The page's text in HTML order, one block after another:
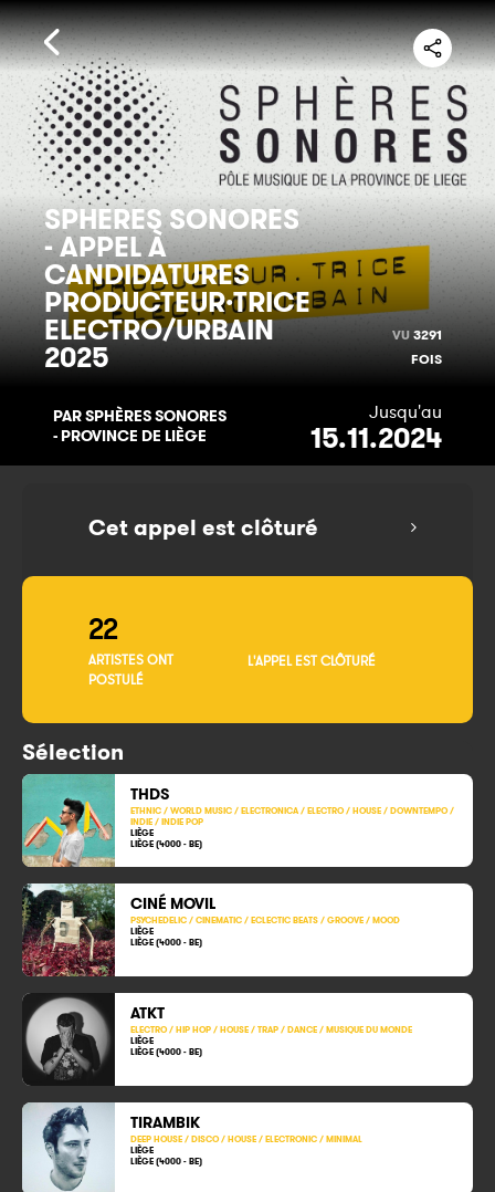
SPHERES SONORES
- APPEL À
CANDIDATURES
PRODUCTEUR·TRICE
ELECTRO/URBAIN
2025
VU 3291
FOIS
PAR SPHÈRES SONORES
- PROVINCE DE LIÈGE
Jusqu'au
15.11.2024
Cet appel est clôturé
22
ARTISTES ONT
POSTULÉ
L'APPEL EST CLÔTURÉ
Sélection
THDS
ETHNIC / WORLD MUSIC / ELECTRONICA / ELECTRO / HOUSE / DOWNTEMPO /
INDIE / INDIE POP
LIÈGE
LIÈGE (4000 - BE)
CINÉ MOVIL
PSYCHEDELIC / CINEMATIC / ECLECTIC BEATS / GROOVE / MOOD
LIÈGE
LIÈGE (4000 - BE)
ATKT
ELECTRO / HIP HOP / HOUSE / TRAP / DANCE / MUSIQUE DU MONDE
LIÈGE
LIÈGE (4000 - BE)
TIRAMBIK
DEEP HOUSE / DISCO / HOUSE / ELECTRONIC / MINIMAL
LIÈGE
LIÈGE (4000 - BE)